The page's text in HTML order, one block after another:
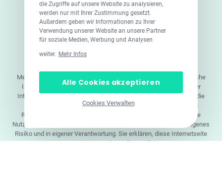
© 2026 DoktorABC.com
Doktorabc.com ist eine Vermittlungsplattform. Doktorabc ist
Medikamente oder sonstige Produkte an oder liefert diese. Jegliche
Informationen zu Produkten, Medikamenten und Preisen auf der
Internetseite beinhalten kein Angebot von Doktorabc an Sie. Für die
Einhaltung der in Ihrem Land geltenden Gesetze und sonstigen
Rechtsvorschriften sind Sie als Nutzer selbst verantwortlich. Die
Nutzung unseres Services auf Doktorabc durch Sie erfolgt auf eigenes
Risiko und in eigener Verantwortung. Sie erklären, diese Internetseite
aus eigener Initiative zu besuchen und zu nutzen.
die Zugriffe auf unsere Website zu analysieren,
werden nur mit Ihrer Zustimmung gesetzt.
Außerdem geben wir Informationen zu Ihrer
Verwendung unserer Website an unsere Partner
für soziale Medien, Werbung und Analysen
weiter. Mehr Infos
Alle Cookies akzeptieren
Cookies Verwalten